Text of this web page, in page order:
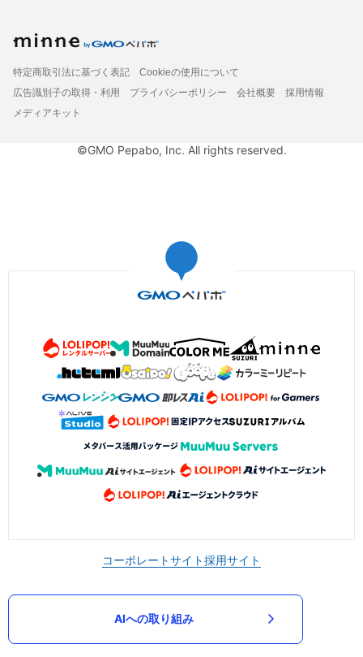
特定商取引法に基づく表記
Cookieの使用について
広告識別子の取得・利用
プライバシーポリシー 会社概要
採用情報
メディアキット
©GMO Pepabo, Inc. All rights reserved.
コーポレートサイト採用サイト
AIへの取り組み